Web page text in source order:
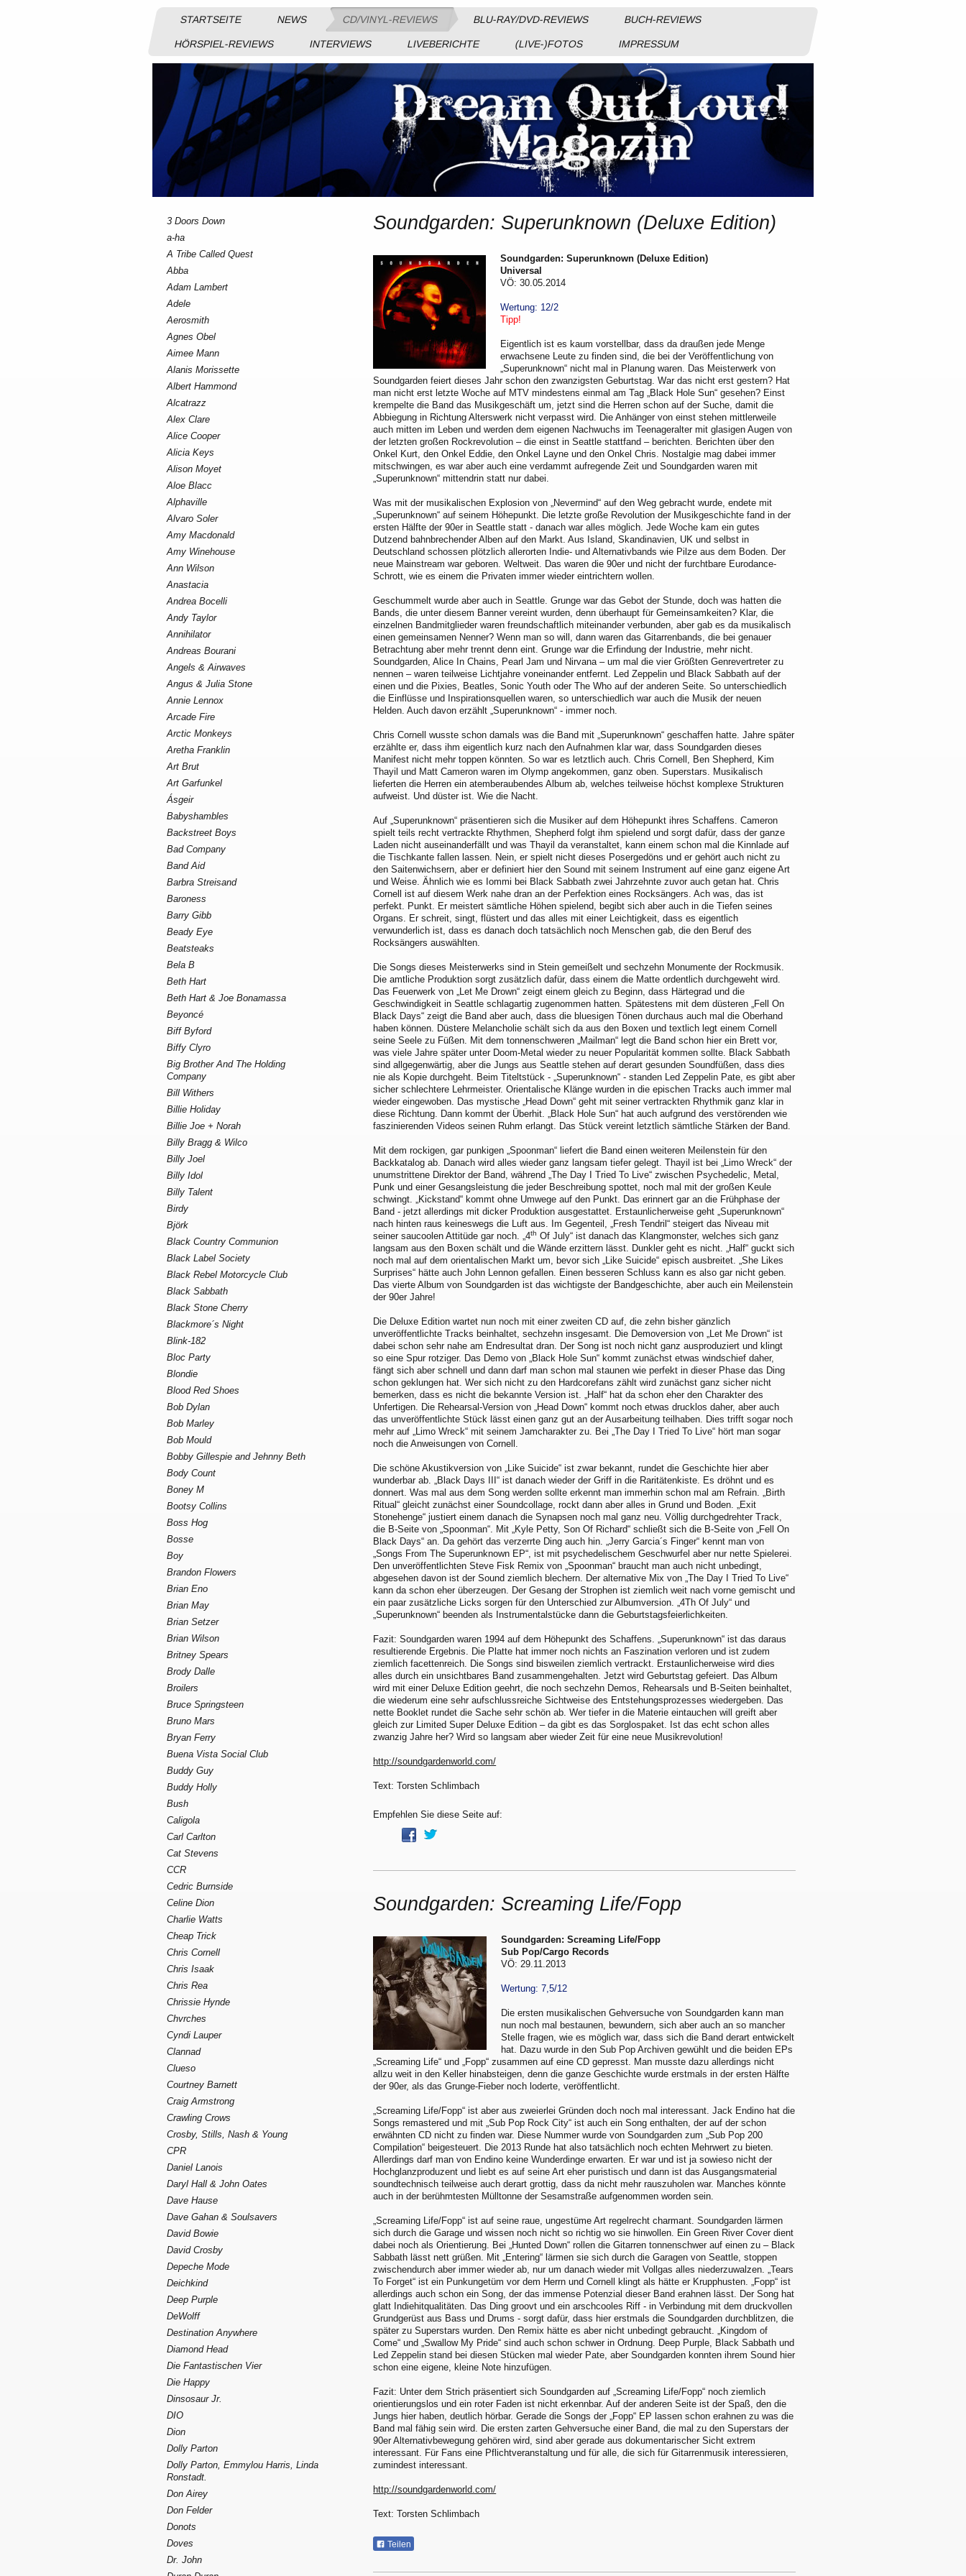
STARTSEITE NEWS CD/VINYL-REVIEWS BLU-RAY/DVD-REVIEWS BUCH-REVIEWS
HÖRSPIEL-REVIEWS INTERVIEWS LIVEBERICHTE (LIVE-)FOTOS IMPRESSUM
Soundgarden: Superunknown (Deluxe Edition)
Soundgarden: Superunknown (Deluxe Edition)
Universal
VÖ: 30.05.2014
Wertung: 12/2
Tipp!
Eigentlich ist es kaum vorstellbar, dass da draußen jede Menge
erwachsene Leute zu finden sind, die bei der Veröffentlichung von
„Superunknown“ nicht mal in Planung waren. Das Meisterwerk von
Soundgarden feiert dieses Jahr schon den zwanzigsten Geburtstag. War das nicht erst gestern? Hat
man nicht erst letzte Woche auf MTV mindestens einmal am Tag „Black Hole Sun“ gesehen? Einst
krempelte die Band das Musikgeschäft um, jetzt sind die Herren schon auf der Suche, damit die
Abbiegung in Richtung Alterswerk nicht verpasst wird. Die Anhänger von einst stehen mittlerweile
auch mitten im Leben und werden dem eigenen Nachwuchs im Teenageralter mit glasigen Augen von
der letzten großen Rockrevolution – die einst in Seattle stattfand – berichten. Berichten über den
Onkel Kurt, den Onkel Eddie, den Onkel Layne und den Onkel Chris. Nostalgie mag dabei immer
mitschwingen, es war aber auch eine verdammt aufregende Zeit und Soundgarden waren mit
„Superunknown“ mittendrin statt nur dabei.
Was mit der musikalischen Explosion von „Nevermind“ auf den Weg gebracht wurde, endete mit
„Superunknown“ auf seinem Höhepunkt. Die letzte große Revolution der Musikgeschichte fand in der
ersten Hälfte der 90er in Seattle statt - danach war alles möglich. Jede Woche kam ein gutes
Dutzend bahnbrechender Alben auf den Markt. Aus Island, Skandinavien, UK und selbst in
Deutschland schossen plötzlich allerorten Indie- und Alternativbands wie Pilze aus dem Boden. Der
neue Mainstream war geboren. Weltweit. Das waren die 90er und nicht der furchtbare Eurodance-
Schrott, wie es einem die Privaten immer wieder eintrichtern wollen.
Geschummelt wurde aber auch in Seattle. Grunge war das Gebot der Stunde, doch was hatten die
Bands, die unter diesem Banner vereint wurden, denn überhaupt für Gemeinsamkeiten? Klar, die
einzelnen Bandmitglieder waren freundschaftlich miteinander verbunden, aber gab es da musikalisch
einen gemeinsamen Nenner? Wenn man so will, dann waren das Gitarrenbands, die bei genauer
Betrachtung aber mehr trennt denn eint. Grunge war die Erfindung der Industrie, mehr nicht.
Soundgarden, Alice In Chains, Pearl Jam und Nirvana – um mal die vier Größten Genrevertreter zu
nennen – waren teilweise Lichtjahre voneinander entfernt. Led Zeppelin und Black Sabbath auf der
einen und die Pixies, Beatles, Sonic Youth oder The Who auf der anderen Seite. So unterschiedlich
die Einflüsse und Inspirationsquellen waren, so unterschiedlich war auch die Musik der neuen
Helden. Auch davon erzählt „Superunknown“ - immer noch.
Chris Cornell wusste schon damals was die Band mit „Superunknown“ geschaffen hatte. Jahre später
erzählte er, dass ihm eigentlich kurz nach den Aufnahmen klar war, dass Soundgarden dieses
Manifest nicht mehr toppen könnten. So war es letztlich auch. Chris Cornell, Ben Shepherd, Kim
Thayil und Matt Cameron waren im Olymp angekommen, ganz oben. Superstars. Musikalisch
lieferten die Herren ein atemberaubendes Album ab, welches teilweise höchst komplexe Strukturen
aufweist. Und düster ist. Wie die Nacht.
Auf „Superunknown“ präsentieren sich die Musiker auf dem Höhepunkt ihres Schaffens. Cameron
spielt teils recht vertrackte Rhythmen, Shepherd folgt ihm spielend und sorgt dafür, dass der ganze
Laden nicht auseinanderfällt und was Thayil da veranstaltet, kann einem schon mal die Kinnlade auf
die Tischkante fallen lassen. Nein, er spielt nicht dieses Posergedöns und er gehört auch nicht zu
den Saitenwichsern, aber er definiert hier den Sound mit seinem Instrument auf eine ganz eigene Art
und Weise. Ähnlich wie es Iommi bei Black Sabbath zwei Jahrzehnte zuvor auch getan hat. Chris
Cornell ist auf diesem Werk nahe dran an der Perfektion eines Rocksängers. Ach was, das ist
perfekt. Punkt. Er meistert sämtliche Höhen spielend, begibt sich aber auch in die Tiefen seines
Organs. Er schreit, singt, flüstert und das alles mit einer Leichtigkeit, dass es eigentlich
verwunderlich ist, dass es danach doch tatsächlich noch Menschen gab, die den Beruf des
Rocksängers auswählten.
Die Songs dieses Meisterwerks sind in Stein gemeißelt und sechzehn Monumente der Rockmusik.
Die amtliche Produktion sorgt zusätzlich dafür, dass einem die Matte ordentlich durchgeweht wird.
Das Feuerwerk von „Let Me Drown“ zeigt einem gleich zu Beginn, dass Härtegrad und die
Geschwindigkeit in Seattle schlagartig zugenommen hatten. Spätestens mit dem düsteren „Fell On
Black Days“ zeigt die Band aber auch, dass die bluesigen Tönen durchaus auch mal die Oberhand
haben können. Düstere Melancholie schält sich da aus den Boxen und textlich legt einem Cornell
seine Seele zu Füßen. Mit dem tonnenschweren „Mailman“ legt die Band schon hier ein Brett vor,
was viele Jahre später unter Doom-Metal wieder zu neuer Popularität kommen sollte. Black Sabbath
sind allgegenwärtig, aber die Jungs aus Seattle stehen auf derart gesunden Soundfüßen, dass dies
nie als Kopie durchgeht. Beim Titeltstück - „Superunknown“ - standen Led Zeppelin Pate, es gibt aber
sicher schlechtere Lehrmeister. Orientalische Klänge wurden in die epischen Tracks auch immer mal
wieder eingewoben. Das mystische „Head Down“ geht mit seiner vertrackten Rhythmik ganz klar in
diese Richtung. Dann kommt der Überhit. „Black Hole Sun“ hat auch aufgrund des verstörenden wie
faszinierenden Videos seinen Ruhm erlangt. Das Stück vereint letztlich sämtliche Stärken der Band.
Mit dem rockigen, gar punkigen „Spoonman“ liefert die Band einen weiteren Meilenstein für den
Backkatalog ab. Danach wird alles wieder ganz langsam tiefer gelegt. Thayil ist bei „Limo Wreck“ der
unumstrittene Direktor der Band, während „The Day I Tried To Live“ zwischen Psychedelic, Metal,
Punk und einer Gesangsleistung die jeder Beschreibung spottet, noch mal mit der großen Keule
schwingt. „Kickstand“ kommt ohne Umwege auf den Punkt. Das erinnert gar an die Frühphase der
Band - jetzt allerdings mit dicker Produktion ausgestattet. Erstaunlicherweise geht „Superunknown“
nach hinten raus keineswegs die Luft aus. Im Gegenteil, „Fresh Tendril“ steigert das Niveau mit
seiner saucoolen Attitüde gar noch. „4th Of July“ ist danach das Klangmonster, welches sich ganz
langsam aus den Boxen schält und die Wände erzittern lässt. Dunkler geht es nicht. „Half“ guckt sich
noch mal auf dem orientalischen Markt um, bevor sich „Like Suicide“ episch ausbreitet. „She Likes
Surprises“ hätte auch John Lennon gefallen. Einen besseren Schluss kann es also gar nicht geben.
Das vierte Album von Soundgarden ist das wichtigste der Bandgeschichte, aber auch ein Meilenstein
der 90er Jahre!
Die Deluxe Edition wartet nun noch mit einer zweiten CD auf, die zehn bisher gänzlich
unveröffentlichte Tracks beinhaltet, sechzehn insgesamt. Die Demoversion von „Let Me Drown“ ist
dabei schon sehr nahe am Endresultat dran. Der Song ist noch nicht ganz ausproduziert und klingt
so eine Spur rotziger. Das Demo von „Black Hole Sun“ kommt zunächst etwas windschief daher,
fängt sich aber schnell und dann darf man schon mal staunen wie perfekt in dieser Phase das Ding
schon geklungen hat. Wer sich nicht zu den Hardcorefans zählt wird zunächst ganz sicher nicht
bemerken, dass es nicht die bekannte Version ist. „Half“ hat da schon eher den Charakter des
Unfertigen. Die Rehearsal-Version von „Head Down“ kommt noch etwas drucklos daher, aber auch
das unveröffentlichte Stück lässt einen ganz gut an der Ausarbeitung teilhaben. Dies trifft sogar noch
mehr auf „Limo Wreck“ mit seinem Jamcharakter zu. Bei „The Day I Tried To Live“ hört man sogar
noch die Anweisungen von Cornell.
Die schöne Akustikversion von „Like Suicide“ ist zwar bekannt, rundet die Geschichte hier aber
wunderbar ab. „Black Days III“ ist danach wieder der Griff in die Raritätenkiste. Es dröhnt und es
donnert. Was mal aus dem Song werden sollte erkennt man immerhin schon mal am Refrain. „Birth
Ritual“ gleicht zunächst einer Soundcollage, rockt dann aber alles in Grund und Boden. „Exit
Stonehenge“ justiert einem danach die Synapsen noch mal ganz neu. Völlig durchgedrehter Track,
die B-Seite von „Spoonman“. Mit „Kyle Petty, Son Of Richard“ schließt sich die B-Seite von „Fell On
Black Days“ an. Da gehört das verzerrte Ding auch hin. „Jerry Garcia´s Finger“ kennt man von
„Songs From The Superunknown EP“, ist mit psychedelischem Geschwurfel aber nur nette Spielerei.
Den unveröffentlichten Steve Fisk Remix von „Spoonman“ braucht man auch nicht unbedingt,
abgesehen davon ist der Sound ziemlich blechern. Der alternative Mix von „The Day I Tried To Live“
kann da schon eher überzeugen. Der Gesang der Strophen ist ziemlich weit nach vorne gemischt und
ein paar zusätzliche Licks sorgen für den Unterschied zur Albumversion. „4Th Of July“ und
„Superunknown“ beenden als Instrumentalstücke dann die Geburtstagsfeierlichkeiten.
Fazit: Soundgarden waren 1994 auf dem Höhepunkt des Schaffens. „Superunknown“ ist das daraus
resultierende Ergebnis. Die Platte hat immer noch nichts an Faszination verloren und ist zudem
ziemlich facettenreich. Die Songs sind bisweilen ziemlich vertrackt. Erstaunlicherweise wird dies
alles durch ein unsichtbares Band zusammengehalten. Jetzt wird Geburtstag gefeiert. Das Album
wird mit einer Deluxe Edition geehrt, die noch sechzehn Demos, Rehearsals und B-Seiten beinhaltet,
die wiederum eine sehr aufschlussreiche Sichtweise des Entstehungsprozesses wiedergeben. Das
nette Booklet rundet die Sache sehr schön ab. Wer tiefer in die Materie eintauchen will greift aber
gleich zur Limited Super Deluxe Edition – da gibt es das Sorglospaket. Ist das echt schon alles
zwanzig Jahre her? Wird so langsam aber wieder Zeit für eine neue Musikrevolution!
http://soundgardenworld.com/
Text: Torsten Schlimbach
Empfehlen Sie diese Seite auf:
Soundgarden: Screaming Life/Fopp
Soundgarden: Screaming Life/Fopp
Sub Pop/Cargo Records
VÖ: 29.11.2013
Wertung: 7,5/12
Die ersten musikalischen Gehversuche von Soundgarden kann man
nun noch mal bestaunen, bewundern, sich aber auch an so mancher
Stelle fragen, wie es möglich war, dass sich die Band derart entwickelt
hat. Dazu wurde in den Sub Pop Archiven gewühlt und die beiden EPs
„Screaming Life“ und „Fopp“ zusammen auf eine CD gepresst. Man musste dazu allerdings nicht
allzu weit in den Keller hinabsteigen, denn die ganze Geschichte wurde erstmals in der ersten Hälfte
der 90er, als das Grunge-Fieber noch loderte, veröffentlicht.
„Screaming Life/Fopp“ ist aber aus zweierlei Gründen doch noch mal interessant. Jack Endino hat die
Songs remastered und mit „Sub Pop Rock City“ ist auch ein Song enthalten, der auf der schon
erwähnten CD nicht zu finden war. Diese Nummer wurde von Soundgarden zum „Sub Pop 200
Compilation“ beigesteuert. Die 2013 Runde hat also tatsächlich noch echten Mehrwert zu bieten.
Allerdings darf man von Endino keine Wunderdinge erwarten. Er war und ist ja sowieso nicht der
Hochglanzproduzent und liebt es auf seine Art eher puristisch und dann ist das Ausgangsmaterial
soundtechnisch teilweise auch derart grottig, dass da nicht mehr rauszuholen war. Manches könnte
auch in der berühmtesten Mülltonne der Sesamstraße aufgenommen worden sein.
„Screaming Life/Fopp“ ist auf seine raue, ungestüme Art regelrecht charmant. Soundgarden lärmen
sich durch die Garage und wissen noch nicht so richtig wo sie hinwollen. Ein Green River Cover dient
dabei noch als Orientierung. Bei „Hunted Down“ rollen die Gitarren tonnenschwer auf einen zu – Black
Sabbath lässt nett grüßen. Mit „Entering“ lärmen sie sich durch die Garagen von Seattle, stoppen
zwischendurch aber immer wieder ab, nur um danach wieder mit Vollgas alles niederzuwalzen. „Tears
To Forget“ ist ein Punkungetüm vor dem Herrn und Cornell klingt als hätte er Krupphusten. „Fopp“ ist
allerdings auch schon ein Song, der das immense Potenzial dieser Band erahnen lässt. Der Song hat
glatt Indiehitqualitäten. Das Ding groovt und ein arschcooles Riff - in Verbindung mit dem druckvollen
Grundgerüst aus Bass und Drums - sorgt dafür, dass hier erstmals die Soundgarden durchblitzen, die
später zu Superstars wurden. Den Remix hätte es aber nicht unbedingt gebraucht. „Kingdom of
Come“ und „Swallow My Pride“ sind auch schon schwer in Ordnung. Deep Purple, Black Sabbath und
Led Zeppelin stand bei diesen Stücken mal wieder Pate, aber Soundgarden konnten ihrem Sound hier
schon eine eigene, kleine Note hinzufügen.
Fazit: Unter dem Strich präsentiert sich Soundgarden auf „Screaming Life/Fopp“ noch ziemlich
orientierungslos und ein roter Faden ist nicht erkennbar. Auf der anderen Seite ist der Spaß, den die
Jungs hier haben, deutlich hörbar. Gerade die Songs der „Fopp“ EP lassen schon erahnen zu was die
Band mal fähig sein wird. Die ersten zarten Gehversuche einer Band, die mal zu den Superstars der
90er Alternativbewegung gehören wird, sind aber gerade aus dokumentarischer Sicht extrem
interessant. Für Fans eine Pflichtveranstaltung und für alle, die sich für Gitarrenmusik interessieren,
zumindest interessant.
http://soundgardenworld.com/
Text: Torsten Schlimbach
Teilen
3 Doors Down
a-ha
A Tribe Called Quest
Abba
Adam Lambert
Adele
Aerosmith
Agnes Obel
Aimee Mann
Alanis Morissette
Albert Hammond
Alcatrazz
Alex Clare
Alice Cooper
Alicia Keys
Alison Moyet
Aloe Blacc
Alphaville
Alvaro Soler
Amy Macdonald
Amy Winehouse
Ann Wilson
Anastacia
Andrea Bocelli
Andy Taylor
Annihilator
Andreas Bourani
Angels & Airwaves
Angus & Julia Stone
Annie Lennox
Arcade Fire
Arctic Monkeys
Aretha Franklin
Art Brut
Art Garfunkel
Ásgeir
Babyshambles
Backstreet Boys
Bad Company
Band Aid
Barbra Streisand
Baroness
Barry Gibb
Beady Eye
Beatsteaks
Bela B
Beth Hart
Beth Hart & Joe Bonamassa
Beyoncé
Biff Byford
Biffy Clyro
Big Brother And The Holding
Company
Bill Withers
Billie Holiday
Billie Joe + Norah
Billy Bragg & Wilco
Billy Joel
Billy Idol
Billy Talent
Birdy
Björk
Black Country Communion
Black Label Society
Black Rebel Motorcycle Club
Black Sabbath
Black Stone Cherry
Blackmore´s Night
Blink-182
Bloc Party
Blondie
Blood Red Shoes
Bob Dylan
Bob Marley
Bob Mould
Bobby Gillespie and Jehnny Beth
Body Count
Boney M
Bootsy Collins
Boss Hog
Bosse
Boy
Brandon Flowers
Brian Eno
Brian May
Brian Setzer
Brian Wilson
Britney Spears
Brody Dalle
Broilers
Bruce Springsteen
Bruno Mars
Bryan Ferry
Buena Vista Social Club
Buddy Guy
Buddy Holly
Bush
Caligola
Carl Carlton
Cat Stevens
CCR
Cedric Burnside
Celine Dion
Charlie Watts
Cheap Trick
Chris Cornell
Chris Isaak
Chris Rea
Chrissie Hynde
Chvrches
Cyndi Lauper
Clannad
Clueso
Courtney Barnett
Craig Armstrong
Crawling Crows
Crosby, Stills, Nash & Young
CPR
Daniel Lanois
Daryl Hall & John Oates
Dave Hause
Dave Gahan & Soulsavers
David Bowie
David Crosby
Depeche Mode
Deichkind
Deep Purple
DeWolff
Destination Anywhere
Diamond Head
Die Fantastischen Vier
Die Happy
Dinsosaur Jr.
DIO
Dion
Dolly Parton
Dolly Parton, Emmylou Harris, Linda
Ronstadt.
Don Airey
Don Felder
Donots
Doves
Dr. John